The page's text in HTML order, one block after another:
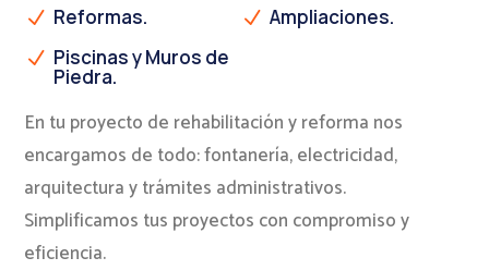
N Reformas. N Ampliaciones.
N Piscinas y Muros de
Piedra.
En tu proyecto de rehabilitación y reforma nos
encargamos de todo: fontanería, electricidad,
arquitectura y trámites administrativos.
Simplificamos tus proyectos con compromiso y
eficiencia.